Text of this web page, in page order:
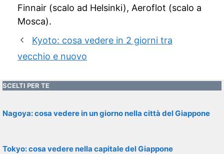
Finnair (scalo ad Helsinki), Aeroflot (scalo a
Mosca).
Kyoto: cosa vedere in 2 giorni tra
vecchio e nuovo
SCELTI PER TE
Nagoya: cosa vedere in un giorno nella città del Giappone
Tokyo: cosa vedere nella capitale del Giappone